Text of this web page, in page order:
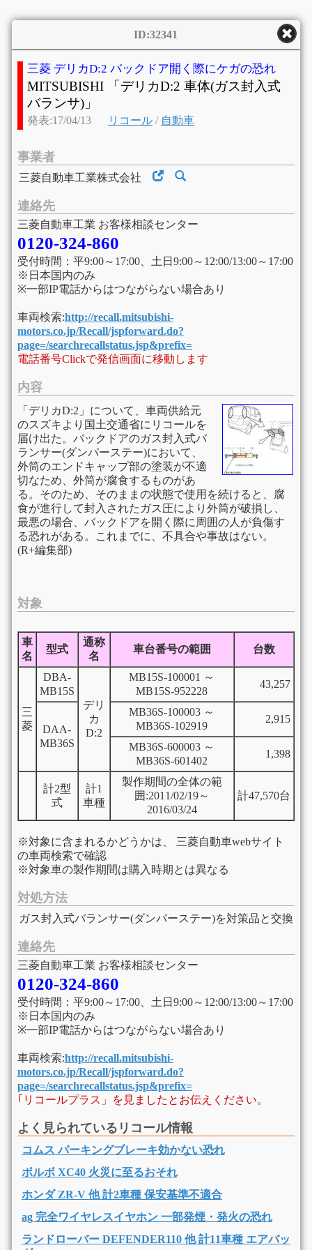
ID:32341
三菱 デリカD:2 バックドア開く際にケガの恐れ
MITSUBISHI 「デリカD:2 車体(ガス封入式
バランサ)」
発表:17/04/13 リコール/ 自動車
事業者
三菱自動車工業株式会社
連絡先
三菱自動車工業 お客様相談センター
0120-324-860
受付時間：平9:00～17:00、土日9:00～12:00/13:00～17:00
※日本国内のみ
※一部IP電話からはつながらない場合あり
車両検索:http://recall.mitsubishi-
motors.co.jp/Recall/jspforward.do?
page=/searchrecallstatus.jsp&prefix=
電話番号Clickで発信画面に移動します
内容
「デリカD:2」について、車両供給元
のスズキより国土交通省にリコールを
届け出た。バックドアのガス封入式バ
ランサー(ダンパーステー)において、
外筒のエンドキャップ部の塗装が不適
切なため、外筒が腐食するものがあ
る。そのため、そのままの状態で使用を続けると、腐
食が進行して封入されたガス圧により外筒が破損し、
最悪の場合、バックドアを開く際に周囲の人が負傷す
る恐れがある。これまでに、不具合や事故はない。
(R+編集部)
対象
車
名
型式
通称
名
車台番号の範囲 台数
三
菱
DBA-
MB15S
デリ
カ
D:2
MB15S-100001 ～
MB15S-952228
43,257
DAA-
MB36S
MB36S-100003 ～
MB36S-102919
2,915
MB36S-600003 ～
MB36S-601402
1,398
計2型
式
計1
車種
製作期間の全体の範
囲:2011/02/19～
2016/03/24
計47,570台
※対象に含まれるかどうかは、 三菱自動車webサイト
の車両検索で確認
※対象車の製作期間は購入時期とは異なる
対処方法
ガス封入式バランサー(ダンパーステー)を対策品と交換
連絡先
三菱自動車工業 お客様相談センター
0120-324-860
受付時間：平9:00～17:00、土日9:00～12:00/13:00～17:00
※日本国内のみ
※一部IP電話からはつながらない場合あり
車両検索:http://recall.mitsubishi-
motors.co.jp/Recall/jspforward.do?
page=/searchrecallstatus.jsp&prefix=
｢リコールプラス」を見ましたとお伝えください。
よく見られているリコール情報
コムス パーキングブレーキ効かない恐れ
ボルボ XC40 火災に至るおそれ
ホンダ ZR-V 他 計2車種 保安基準不適合
ag 完全ワイヤレスイヤホン 一部発煙・発火の恐れ
ランドローバー DEFENDER110 他 計11車種 エアバッ